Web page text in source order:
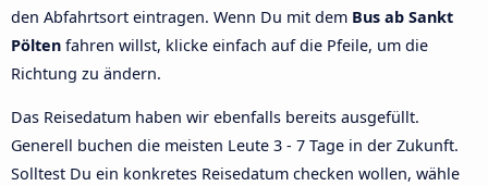
den Abfahrtsort eintragen. Wenn Du mit dem Bus ab Sankt
Pölten fahren willst, klicke einfach auf die Pfeile, um die
Richtung zu ändern.
Das Reisedatum haben wir ebenfalls bereits ausgefüllt.
Generell buchen die meisten Leute 3 - 7 Tage in der Zukunft.
Solltest Du ein konkretes Reisedatum checken wollen, wähle